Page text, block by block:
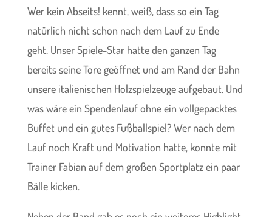
Wer kein Abseits! kennt, weiß, dass so ein Tag
natürlich nicht schon nach dem Lauf zu Ende
geht. Unser Spiele-Star hatte den ganzen Tag
bereits seine Tore geöffnet und am Rand der Bahn
unsere italienischen Holzspielzeuge aufgebaut. Und
was wäre ein Spendenlauf ohne ein vollgepacktes
Buffet und ein gutes Fußballspiel? Wer nach dem
Lauf noch Kraft und Motivation hatte, konnte mit
Trainer Fabian auf dem großen Sportplatz ein paar
Bälle kicken.